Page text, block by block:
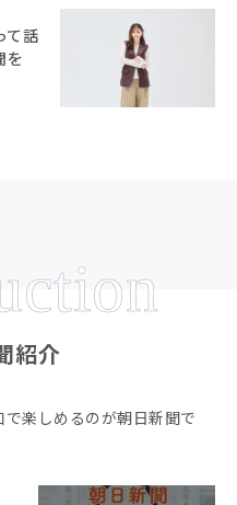
て話
を
紹介
楽しめるのが朝日新聞で